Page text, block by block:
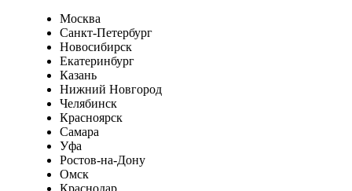
Москва
Санкт-Петербург
Новосибирск
Екатеринбург
Казань
Нижний Новгород
Челябинск
Красноярск
Самара
Уфа
Ростов-на-Дону
Омск
Краснодар